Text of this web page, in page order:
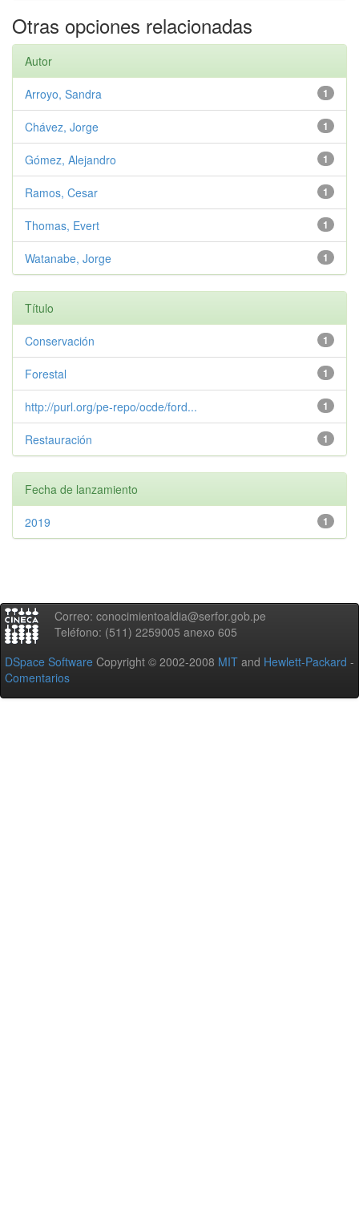
Otras opciones relacionadas
Autor
1
Arroyo, Sandra
1
Chávez, Jorge
1
Gómez, Alejandro
1
Ramos, Cesar
1
Thomas, Evert
1
Watanabe, Jorge
Título
1
Conservación
1
Forestal
1
http://purl.org/pe-repo/ocde/ford...
1
Restauración
Fecha de lanzamiento
1
2019
Correo: conocimientoaldia@serfor.gob.pe
Teléfono: (511) 2259005 anexo 605
DSpace Software Copyright © 2002-2008 MIT and Hewlett-Packard -
Comentarios